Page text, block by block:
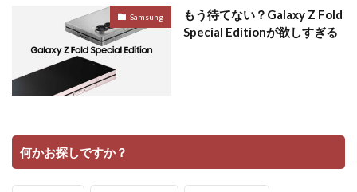
Samsung
もう待てない？Galaxy Z Fold
Special Editionが欲しすぎる
何かお探しですか？